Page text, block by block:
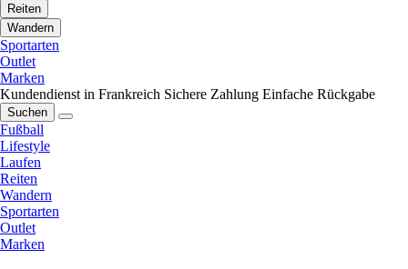
Reiten
Wandern
Sportarten
Outlet
Marken
Kundendienst in Frankreich Sichere Zahlung Einfache Rückgabe
Suchen
Fußball
Lifestyle
Laufen
Reiten
Wandern
Sportarten
Outlet
Marken